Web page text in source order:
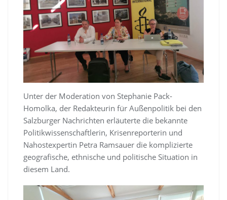
Unter der Moderation von Stephanie Pack-
Homolka, der Redakteurin für Außenpolitik bei den
Salzburger Nachrichten erläuterte die bekannte
Politikwissenschaftlerin, Krisenreporterin und
Nahostexpertin Petra Ramsauer die komplizierte
geografische, ethnische und politische Situation in
diesem Land.